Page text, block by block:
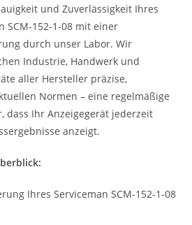
und Zuverlässigkeit Ihres
SCM-152-1-08 mit einer
durch unser Labor. Wir
Industrie, Handwerk und
aller Hersteller präzise,
Normen – eine regelmäßige
dass Ihr Anzeigegerät jederzeit
anzeigt.
Ihres Serviceman SCM-152-1-08